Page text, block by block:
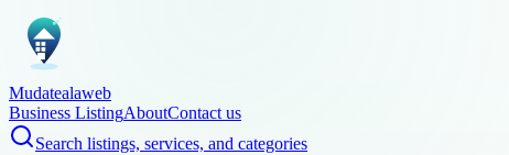
Mudatealaweb
Business ListingAboutContact us
Search listings, services, and categories